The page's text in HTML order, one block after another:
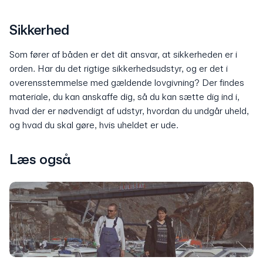
Sikkerhed
Som fører af båden er det dit ansvar, at sikkerheden er i
orden. Har du det rigtige sikkerhedsudstyr, og er det i
overensstemmelse med gældende lovgivning? Der findes
materiale, du kan anskaffe dig, så du kan sætte dig ind i,
hvad der er nødvendigt af udstyr, hvordan du undgår uheld,
og hvad du skal gøre, hvis uheldet er ude.
Læs også